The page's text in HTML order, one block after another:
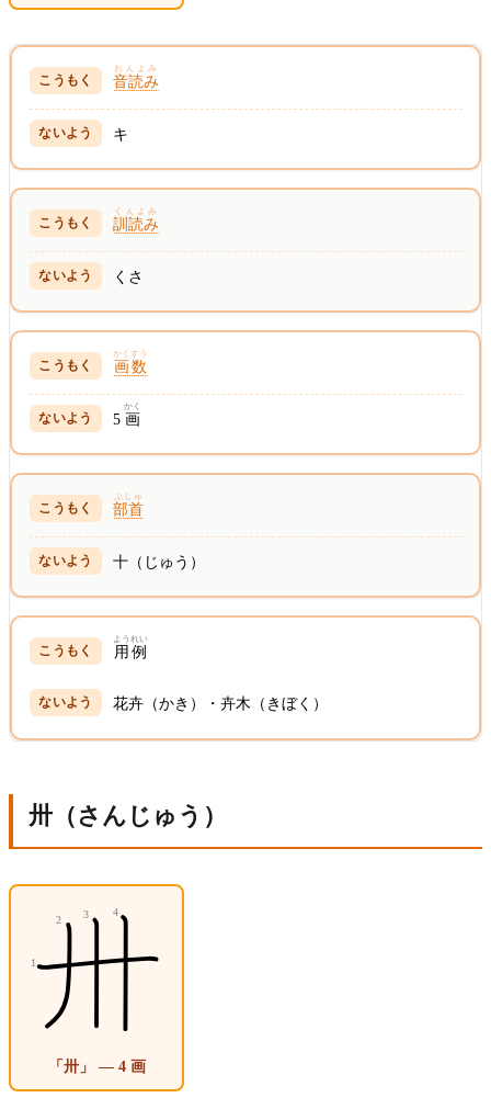
音読み
おんよみ
キ
訓読み
くんよみ
くさ
画数
かくすう
5 画
かく
部首
ぶしゅ
十（じゅう）
用例
ようれい
花卉（かき）・卉木（きぼく）
卅（さんじゅう）
「卅」 — 4 画